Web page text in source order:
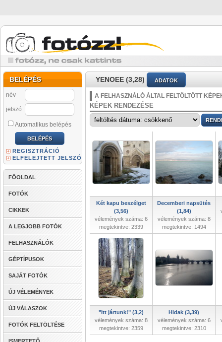
BELÉPÉS
név
jelszó
Automatikus belépés
REGISZTRÁCIÓ
ELFELEJTETT JELSZÓ
FŐOLDAL
FOTÓK
CIKKEK
A LEGJOBB FOTÓK
FELHASZNÁLÓK
GÉPTÍPUSOK
SAJÁT FOTÓK
ÚJ VÉLEMÉNYEK
ÚJ VÁLASZOK
FOTÓK FELTÖLTÉSE
YENOEE (3,28) ADATOK
A FELHASZNÁLÓ ÁLTAL FELTÖLTÖTT
KÉPEK RENDEZÉSE
Két kapu beszélget
(3,56)
vélemények száma: 6
megtekintve: 2339
Decemberi napsütés
(1,84)
vélemények száma: 8
megtekintve: 1494
"Itt jártunk!" (3,2)
vélemények száma: 8
megtekintve: 2359
Hidak (3,39)
vélemények száma: 6
megtekintve: 2310